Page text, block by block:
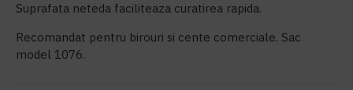
Suprafata neteda faciliteaza curatirea rapida.
Recomandat pentru birouri si cente comerciale. Sac
model 1076.